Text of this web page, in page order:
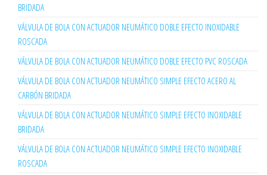
BRIDADA
VÁLVULA DE BOLA CON ACTUADOR NEUMÁTICO DOBLE EFECTO INOXIDABLE
ROSCADA
VÁLVULA DE BOLA CON ACTUADOR NEUMÁTICO DOBLE EFECTO PVC ROSCADA
VÁLVULA DE BOLA CON ACTUADOR NEUMÁTICO SIMPLE EFECTO ACERO AL
CARBÓN BRIDADA
VÁLVULA DE BOLA CON ACTUADOR NEUMÁTICO SIMPLE EFECTO INOXIDABLE
BRIDADA
VÁLVULA DE BOLA CON ACTUADOR NEUMÁTICO SIMPLE EFECTO INOXIDABLE
ROSCADA